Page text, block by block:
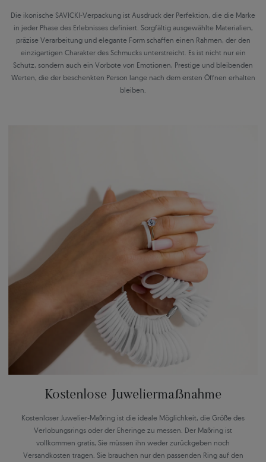
Die ikonische SAVICKI-Verpackung ist Ausdruck der Perfektion, die die Marke
in jeder Phase des Erlebnisses definiert. Sorgfältig ausgewählte Materialien,
präzise Verarbeitung und elegante Form schaffen einen Rahmen, der den
einzigartigen Charakter des Schmucks unterstreicht. Es ist nicht nur ein
Schutz, sondern auch ein Vorbote von Emotionen, Prestige und bleibenden
Werten, die der beschenkten Person lange nach dem ersten Öffnen erhalten
bleiben.
Kostenlose Juweliermaßnahme
Kostenloser Juwelier-Maßring ist die ideale Möglichkeit, die Größe des
Verlobungsrings oder der Eheringe zu messen. Der Maßring ist
vollkommen gratis, Sie müssen ihn weder zurückgeben noch
Versandkosten tragen. Sie brauchen nur den passenden Ring auf den